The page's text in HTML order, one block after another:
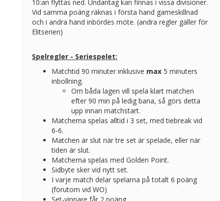
10:an flyttas ned. Undantag kan finnas i vissa divisioner.
Vid samma poäng räknas i första hand gameskillnad
och i andra hand inbördes möte. (andra regler gäller för
Elitserien)
Spelregler - Seriespelet:
Matchtid 90 minuter inklusive max 5 minuters
inbollning.
Om båda lagen vill spela klart matchen
efter 90 min på ledig bana, så görs detta
upp innan matchstart.
Matcherna spelas alltid i 3 set, med tiebreak vid
6-6.
Matchen är slut när tre set är spelade, eller när
tiden är slut.
Matcherna spelas med Golden Point.
Sidbyte sker vid nytt set.
I varje match delar spelarna på totalt 6 poäng
(förutom vid WO)